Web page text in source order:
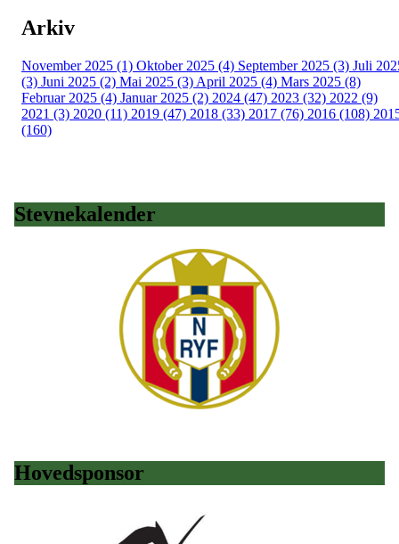
Arkiv
November 2025 (1) Oktober 2025 (4) September 2025 (3) Juli
(3) Juni 2025 (2) Mai 2025 (3) April 2025 (4) Mars 2025 (8)
Februar 2025 (4) Januar 2025 (2) 2024 (47) 2023 (32) 2022 (9)
2021 (3) 2020 (11) 2019 (47) 2018 (33) 2017 (76) 2016 (108)
(160)
Stevnekalender
Hovedsponsor